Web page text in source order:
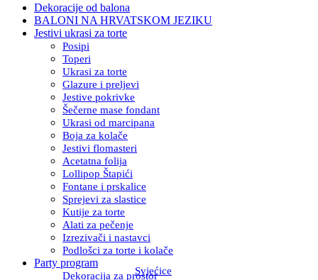
Dekoracije od balona
BALONI NA HRVATSKOM JEZIKU
Jestivi ukrasi za torte
Posipi
Toperi
Ukrasi za torte
Glazure i preljevi
Jestive pokrivke
Šečerne mase fondant
Ukrasi od marcipana
Boja za kolače
Jestivi flomasteri
Acetatna folija
Lollipop Štapići
Fontane i prskalice
Sprejevi za slastice
Kutije za torte
Alati za pečenje
Izrezivači i nastavci
Podlošci za torte i kolače
Party program
Dekoracija za prostor
Svjećice